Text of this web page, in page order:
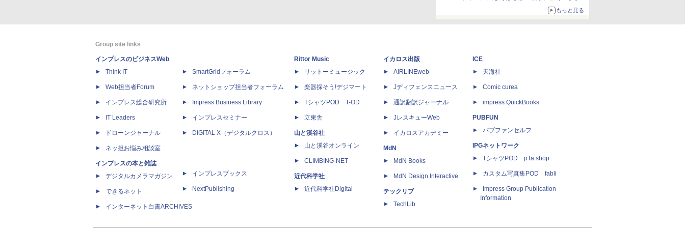
もっと見る
Group site links
インプレスのビジネスWeb
Think IT
Web担当者Forum
インプレス総合研究所
IT Leaders
ドローンジャーナル
ネッ担お悩み相談室
インプレスの本と雑誌
デジタルカメラマガジン
できるネット
インターネット白書ARCHIVES
SmartGridフォーラム
ネットショップ担当者フォーラム
Impress Business Library
インプレスセミナー
DIGITAL X（デジタルクロス）
インプレスブックス
NextPublishing
Rittor Music
リットーミュージック
楽器探そう!デジマート
TシャツPOD T-OD
立東舎
山と溪谷社
山と溪谷オンライン
CLIMBING-NET
近代科学社
近代科学社Digital
イカロス出版
AIRLINEweb
Jディフェンスニュース
通訳翻訳ジャーナル
JレスキューWeb
イカロスアカデミー
MdN
MdN Books
MdN Design Interactive
テックリブ
TechLib
ICE
天海社
Comic curea
impress QuickBooks
PUBFUN
パブファンセルフ
IPGネットワーク
TシャツPOD pTa.shop
カスタム写真集POD fabli
Impress Group Publication
Information